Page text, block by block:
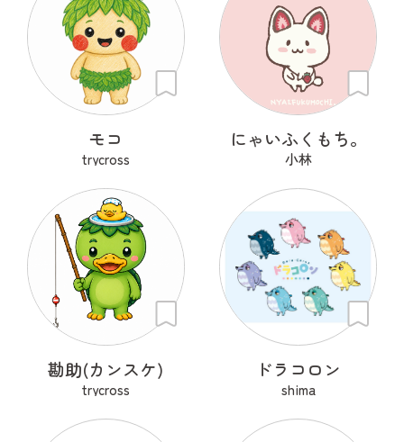
モコ
trycross
にゃいふくもち。
小林
勘助(カンスケ)
trycross
ドラコロン
shima